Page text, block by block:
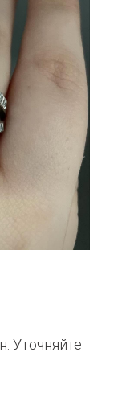
Уточняйте